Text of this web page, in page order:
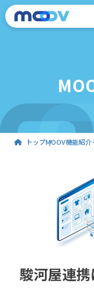
トップMOOV機能紹介
駿河屋連